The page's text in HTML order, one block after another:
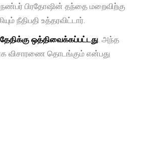
பிரதோஷின் தந்தை மறைவிற்கு
நீதிபதி உத்தரவிட்டார்.
ஒத்திவைக்கப்பட்டது. அந்த
விசாரணை தொடங்கும் என்பது